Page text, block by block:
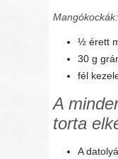
Mangókockák:
½ érett
30 g
fél
A
torta
A